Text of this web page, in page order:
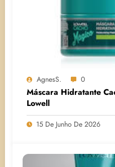
AgnesS. 0
Máscara Hidratante
Lowell
15 De Junho De 2026